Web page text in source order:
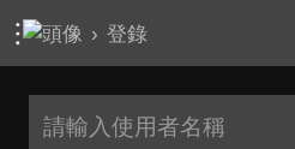
› 登錄